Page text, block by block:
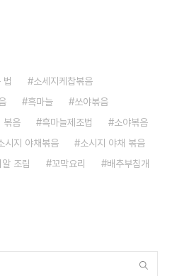
법
소세지케찹볶음
흑마늘
쏘야볶음
볶음 흑마늘제조법
소야볶음
시지 야채볶음
소시지 야채 볶음
조림 꼬막요리 배추부침개